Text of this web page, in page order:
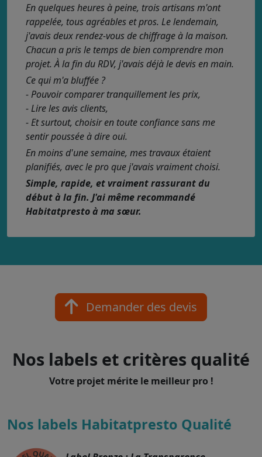
En quelques heures à peine, trois artisans m'ont
rappelée, tous agréables et pros. Le lendemain,
j'avais deux rendez-vous de chiffrage à la maison.
Chacun a pris le temps de bien comprendre mon
projet. À la fin du RDV, j'avais déjà le devis en main.
Ce qui m'a bluffée ?
- Pouvoir comparer tranquillement les prix,
- Lire les avis clients,
- Et surtout, choisir en toute confiance sans me
sentir poussée à dire oui.
En moins d'une semaine, mes travaux étaient
planifiés, avec le pro que j'avais vraiment choisi.
Simple, rapide, et vraiment rassurant du
début à la fin. J'ai même recommandé
Habitatpresto à ma sœur.
Demander des devis
Nos labels et critères qualité
Votre projet mérite le meilleur pro !
Nos labels Habitatpresto Qualité